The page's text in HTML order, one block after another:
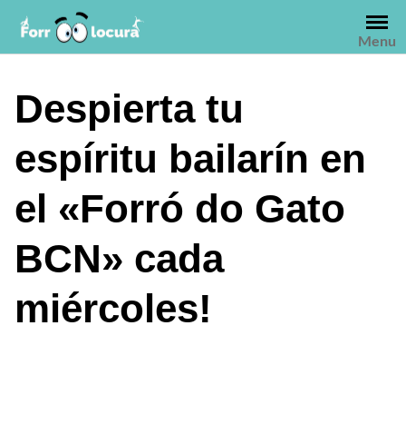
contenido
Menu
Despierta tu
espíritu bailarín en
el «Forró do Gato
BCN» cada
miércoles!